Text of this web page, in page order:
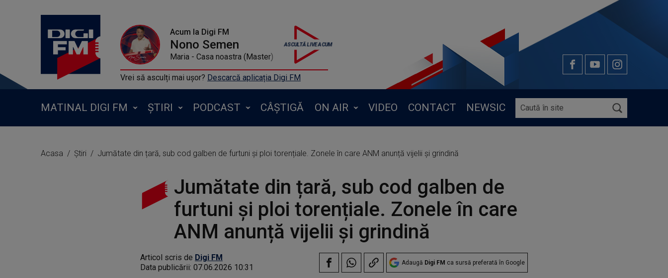
Acum la Digi FM
Nono Semen
Maria - Casa noastra (Master)
Vrei să asculți mai ușor? Descarcă aplicația Digi FM
MATINAL DIGI FM ȘTIRI PODCAST CÂȘTIGĂ ON AIR VIDEO CONTACT NEWSIC
Acasa Știri Jumătate din țară, sub cod galben de furtuni și ploi torențiale. Zonele în care ANM anunță vijelii și grindină
Jumătate din țară, sub cod galben de
furtuni și ploi torențiale. Zonele în care
ANM anunță vijelii și grindină
Articol scris de Digi FM
Data publicării: 07.06.2026 10:31 Adaugă Digi FM ca sursă preferată în Google